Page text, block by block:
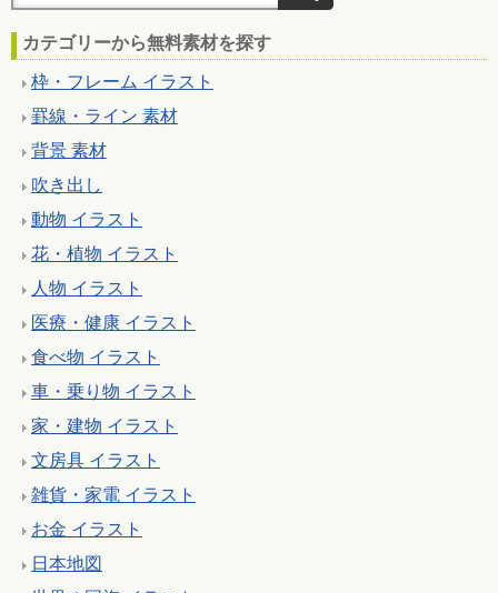
カテゴリーから無料素材を探す
枠・フレーム イラスト
罫線・ライン 素材
背景 素材
吹き出し
動物 イラスト
花・植物 イラスト
人物 イラスト
医療・健康 イラスト
食べ物 イラスト
車・乗り物 イラスト
家・建物 イラスト
文房具 イラスト
雑貨・家電 イラスト
お金 イラスト
日本地図